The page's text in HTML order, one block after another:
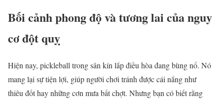
Bối cảnh phong độ và tương lai của nguy
cơ đột quỵ
Hiện nay, pickleball trong sân kín lắp điều hòa đang bùng nổ. Nó
mang lại sự tiện lợi, giúp người chơi tránh được cái nắng như
thiêu đốt hay những cơn mưa bất chợt. Nhưng bạn có biết rằng